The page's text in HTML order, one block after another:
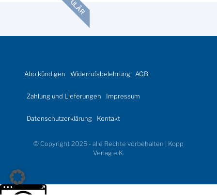
Abo kündigen Widerrufsbelehrung AGB
Zahlung und Lieferungen Impressum
Datenschutzerklärung Kontakt
© Copyright 2025 - alle Rechte vorbehalten | Kopp
Verlag e.K.
Weitere Informationen über den gesperrten Inhalt.